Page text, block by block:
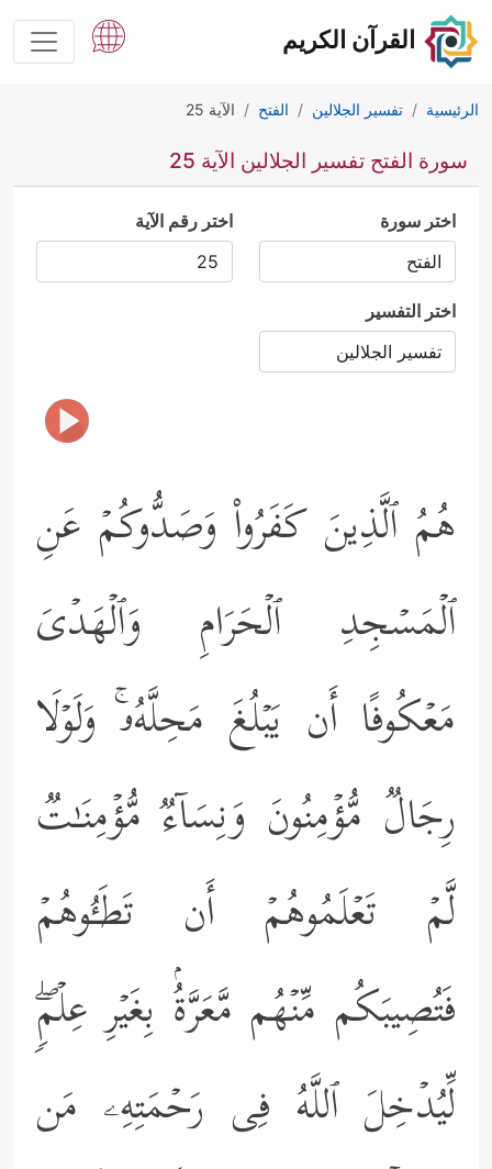
القرآن الكريم
الرئيسية تفسير الجلالين الفتح الآية 25
سورة الفتح تفسير الجلالين الآية 25
اختر سورة اختر رقم الآية
اختر التفسير
هُمُ ٱلَّذِینَ كَفَرُواْ وَصَدُّوكُمۡ عَنِ
ٱلۡمَسۡجِدِ ٱلۡحَرَامِ وَٱلۡهَدۡیَ
مَعۡكُوفًا أَن یَبۡلُغَ مَحِلَّهُۥۚ وَلَوۡلَا
رِجَالࣱ مُّؤۡمِنُونَ وَنِسَاۤءࣱ مُّؤۡمِنَـٰتࣱ
لَّمۡ تَعۡلَمُوهُمۡ أَن تَطَـُٔوهُمۡ
فَتُصِیبَكُم مِّنۡهُم مَّعَرَّةُۢ بِغَیۡرِ عِلۡمࣲۖ
لِّیُدۡخِلَ ٱللَّهُ فِی رَحۡمَتِهِۦ مَن